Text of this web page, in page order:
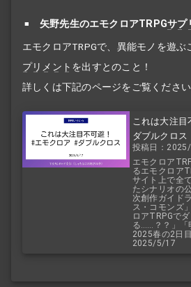
矢野先生のエモクロアTRPGサプ
エモクロアTRPGで、異能モノを遊ぶ
プリメント を出すとのこと！
詳しくは下記のページをご覧ください
これは大注
ダブルクロス
投稿日：
エモクロア
るエモクロア
サイト上で全
たシナリオの
次創作ガイド
ス・コモンズ
ロアTRPGで
る……？？」「
2025春の2日
2025/5/17